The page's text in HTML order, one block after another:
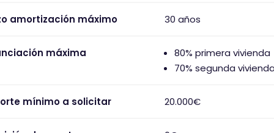
amortización máximo 30 años
máxima
80% primera vivienda
70% segunda
mínimo a solicitar 20.000€